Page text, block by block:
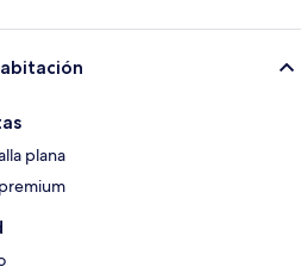
plana